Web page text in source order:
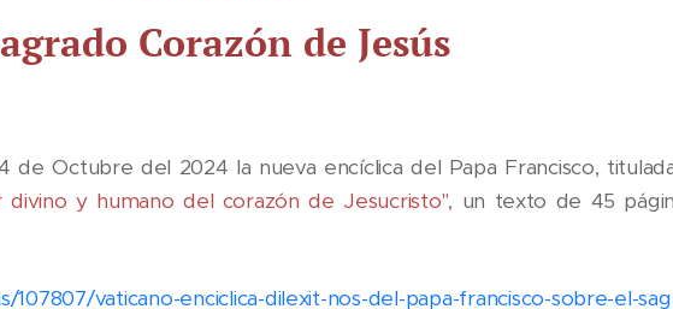
Corazón de Jesús
de Octubre del 2024 la nueva encíclica del Papa Francisco,
divino y humano del corazón de Jesucristo", un texto de 45
107807/vaticano-enciclica-dilexit-nos-del-papa-francisco-sobre-el-